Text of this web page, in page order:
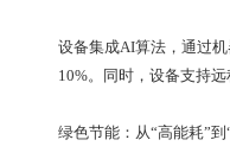
设备集成AI算法，通过
10%。同时，设备支持
绿色节能：从“高能耗”到